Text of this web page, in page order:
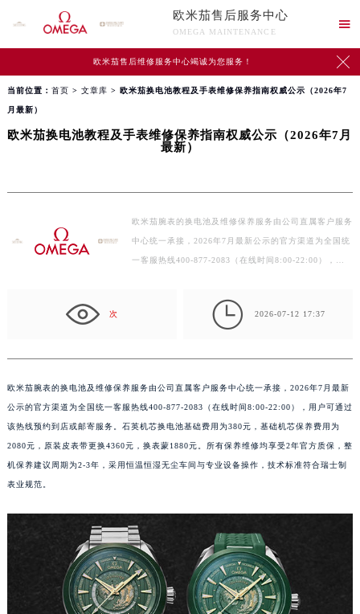
欧米茄售后服务中心
OMEGA MAINTENANCE

欧米茄售后维修服务中心竭诚为您服务！ 
当前位置： 首页 > 文章库 > 欧米茄换电池教程及手表维修保养指南权威公示（2026年7
月最新）
欧米茄换电池教程及手表维修保养指南权威公示（2026年7月
最新）
欧米茄腕表的换电池及维修保养服务由公司直属客户服务
中心统一承接，2026年7月最新公示的官方渠道为全国统
一客服热线400-877-2083（在线时间8:00-22:00），用
次  2026-07-12 17:37
欧米茄腕表的换电池及维修保养服务由公司直属客户服务中心统一承接，2026年7月最新
公示的官方渠道为全国统一客服热线400-877-2083（在线时间8:00-22:00），用户可通过
该热线预约到店或邮寄服务。石英机芯换电池基础费用为380元，基础机芯保养费用为
2080元，原装皮表带更换4360元，换表蒙1880元。所有保养维修均享受2年官方质保，整
机保养建议周期为2-3年，采用恒温恒湿无尘车间与专业设备操作，技术标准符合瑞士制
表业规范。